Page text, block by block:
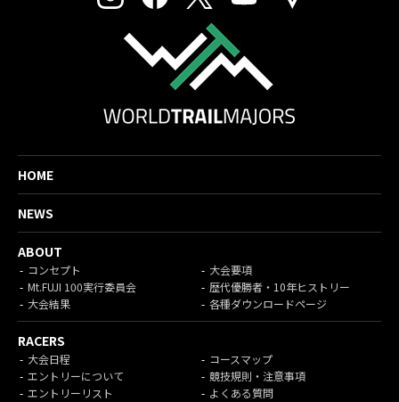
HOME
NEWS
ABOUT
コンセプト
大会要項
Mt.FUJI 100実行委員会
歴代優勝者・10年ヒストリー
大会結果
各種ダウンロードページ
RACERS
大会日程
コースマップ
エントリーについて
競技規則・注意事項
エントリーリスト
よくある質問